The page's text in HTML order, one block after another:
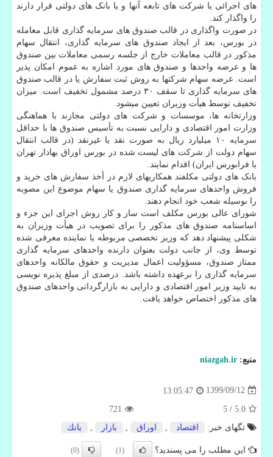
های اجرائی یا شرکت های تابعه آنها و یا بانک های دولتی قرار دارند
را واگذار کند.
در صورت واگذاری در قالب صندوق های سرمایه گذاری قابل معامله
در بورس، بعد از ایجاد صندوق های سرمایه گذاری، انتقال سهام
مذکور در قالب معاملات خارج از جلسه رسمی معاملات بین صندوق
ها و عرضه واحدها و صندوق های مورد اشاره به عموم امکان پذیر
است. عرضه سهام شرکتها به روش ثبت سفارش یا در قالب صندوق
های سرمایه گذاری تا سقف ۳۰ درصد مشمول تخفیف است. میزان
تخفیف توسط هیأت وزیران تعیین میشود.
وزارتخانه ها، موسسات و شرکت های دولتی مجازند با هماهنگی
وزارت امور اقتصادی و دارایی نسبت به تأسیس صندوق ها با حداقل
سرمایه ۱۰ میلیارد ریال به صورت نقد یا غیرنقد (در قالب انتقال
سهام دولت از شرکت های لیست شده در بورس اوراق بهادار تهران
یا فرابورس ایران) اقدام نمایند.
بانک های دولتی مکلفند همکاریهای لازم در أخذ سفارش های خرید و
فروش واحدهای سرمایه گذاری صندوق یا سهام موضوع این مصوبه
را بوسیله شعب خود انجام دهند.
شورای عالی بورس مکلف است ساز و کار روش اجرای این جزء و
اساسنامه صندوق های مذکور را برای تصویب در هیأت وزیران به
شکلی پیشنهاد دهد که وزیر تخصصی مربوطه یا نماینده معرفی شده
توسط وی، از جانب دولت بعنوان دارنده واحدهای سرمایه گذاری
ممتاز صندوق، مسؤولیت اعمال مدیریت و حقوق مالکانه واحدهای
سرمایه گذاری را برعهده داشته باشد. درصدی از مبلغ پذیره نویسی
به تایید وزیر امور اقتصادی و دارایی به بازارگردانی واحدهای صندوق
های مذکور اختصاص خواهد یافت.
منبع: niazgah.ir
1399/09/12
13:05:47
5.0
/
5
721
تگهای خبر:
اقتصاد اوراق بازار بانك
این مطلب را می پسندید؟ (1)
(0)